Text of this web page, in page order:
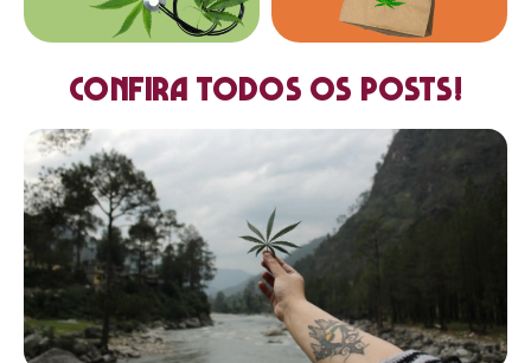
Confira todos os posts!